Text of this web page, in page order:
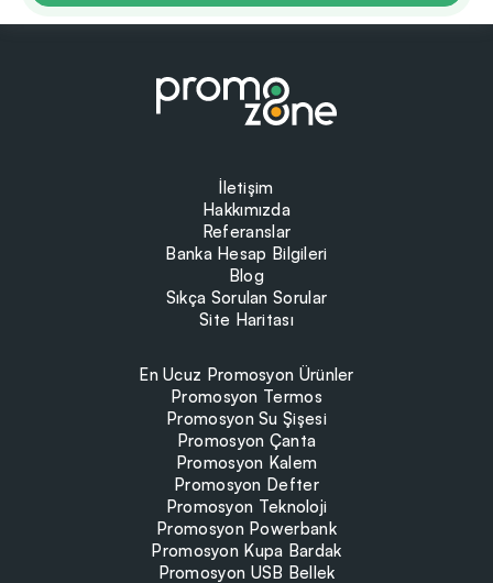
İletişim
Hakkımızda
Referanslar
Banka Hesap Bilgileri
Blog
Sıkça Sorulan Sorular
Site Haritası
En Ucuz Promosyon Ürünler
Promosyon Termos
Promosyon Su Şişesi
Promosyon Çanta
Promosyon Kalem
Promosyon Defter
Promosyon Teknoloji
Promosyon Powerbank
Promosyon Kupa Bardak
Promosyon USB Bellek